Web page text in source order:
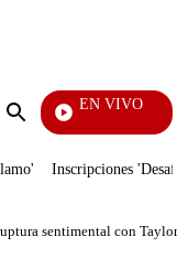
Enviar
EN VIVO
Televentas
Inscripciones
sentimental con Taylor